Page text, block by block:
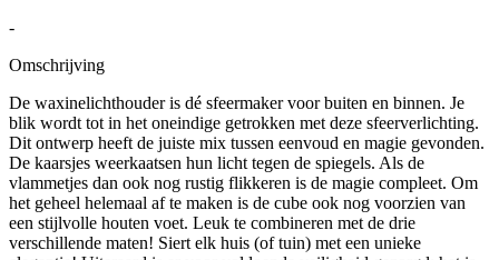
-
Omschrijving
De waxinelichthouder is dé sfeermaker voor buiten en binnen. Je
blik wordt tot in het oneindige getrokken met deze sfeerverlichting.
Dit ontwerp heeft de juiste mix tussen eenvoud en magie gevonden.
De kaarsjes weerkaatsen hun licht tegen de spiegels. Als de
vlammetjes dan ook nog rustig flikkeren is de magie compleet. Om
het geheel helemaal af te maken is de cube ook nog voorzien van
een stijlvolle houten voet. Leuk te combineren met de drie
verschillende maten! Siert elk huis (of tuin) met een unieke